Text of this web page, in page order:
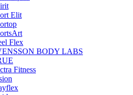
Elit
Flex
BODY LABS
Fitness